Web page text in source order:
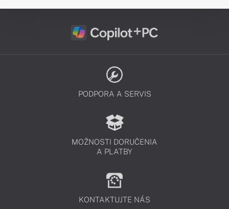
PODPORA A SERVIS
MOŽNOSTI DORUČENIA
A PLATBY
KONTAKTUJTE NÁS